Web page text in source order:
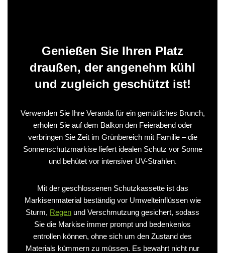
Genießen Sie Ihren Platz
draußen, der angenehm kühl
und zugleich geschützt ist!
Verwenden Sie Ihre Veranda für ein gemütliches Brunch,
erholen Sie auf dem Balkon den Feierabend oder
verbringen Sie Zeit im Grünbereich mit Familie – die
Sonnenschutzmarkise liefert idealen Schutz vor Sonne
und behütet vor intensiver UV-Strahlen.
Mit der geschlossenen Schutzkassette ist das
Markisenmaterial beständig vor Umwelteinflüssen wie
Sturm, Regen und Verschmutzung gesichert, sodass
Sie die Markise immer prompt und bedenkenlos
entrollen können, ohne sich um den Zustand des
Materials kümmern zu müssen. Es bewahrt nicht nur